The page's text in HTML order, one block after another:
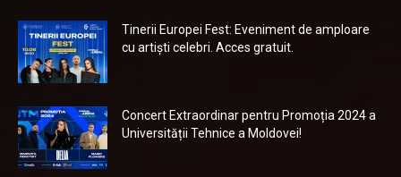
Tinerii Europei Fest: Eveniment de amploare
cu artiști celebri. Acces gratuit.
Concert Extraordinar pentru Promoția 2024 a
Universității Tehnice a Moldovei!